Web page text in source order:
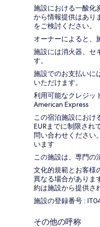
施設における一酸化
から情報提供はあり
をご検討ください。
オーナーによると、
施設には消火器、セ
す。
施設でのお支払いに
いただけます。
利用可能なクレジッ
American Express
この宿泊施設におけ
EURまでに制限され
問い合わせください
います
この施設は、専門の
文化的規範とお客様
異なる場合がありま
約は施設から提供さ
施設の登録番号 :
その他の呼称